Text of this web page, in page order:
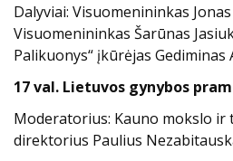
Dalyviai: Visuomenininkas
Visuomenininkas Šarūnas
Palikuonys“ įkūrėjas Gediminas
17 val. Lietuvos gynybos
Moderatorius: Kauno mokslo
direktorius Paulius